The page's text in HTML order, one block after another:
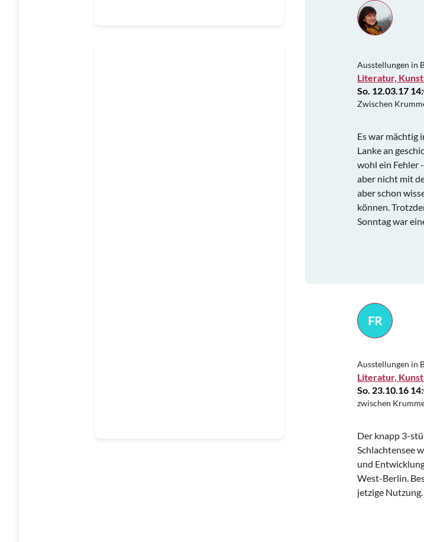
Ausstellungen in
Literatur,
So. 12.03.17
Zwischen
Es war mächtig
Lanke an
wohl ein Fehler
aber nicht mit
aber schon
können.
Sonntag war
FR
Ausstellungen in
Literatur,
So. 23.10.16
zwischen
Der knapp 3-
Schlachtensee
und
West-Berlin.
jetzige Nutzung.